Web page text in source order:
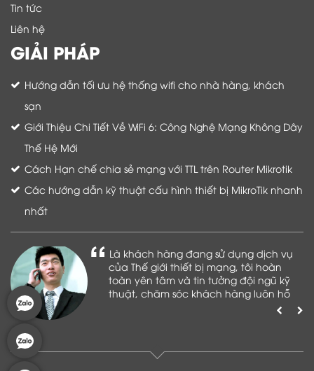
Tin tức
Liên hệ
GIẢI PHÁP
Hướng dẫn tối ưu hệ thống wifi cho nhà hàng, khách
sạn
Giới Thiệu Chi Tiết Về WiFi 6: Công Nghệ Mạng Không Dây
Thế Hệ Mới
Cách Hạn chế chia sẻ mạng với TTL trên Router Mikrotik
Các hướng dẫn kỹ thuật cấu hình thiết bị MikroTik nhanh
nhất
Là khách hàng đang sử dụng dịch vụ
của Thế giới thiết bị mạng, tôi hoàn
toàn yên tâm và tin tưởng đội ngũ kỹ
thuật, chăm sóc khách hàng luôn hỗ